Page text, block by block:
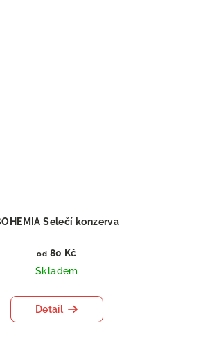
Selečí konzerva
od 80 Kč
Skladem
Detail